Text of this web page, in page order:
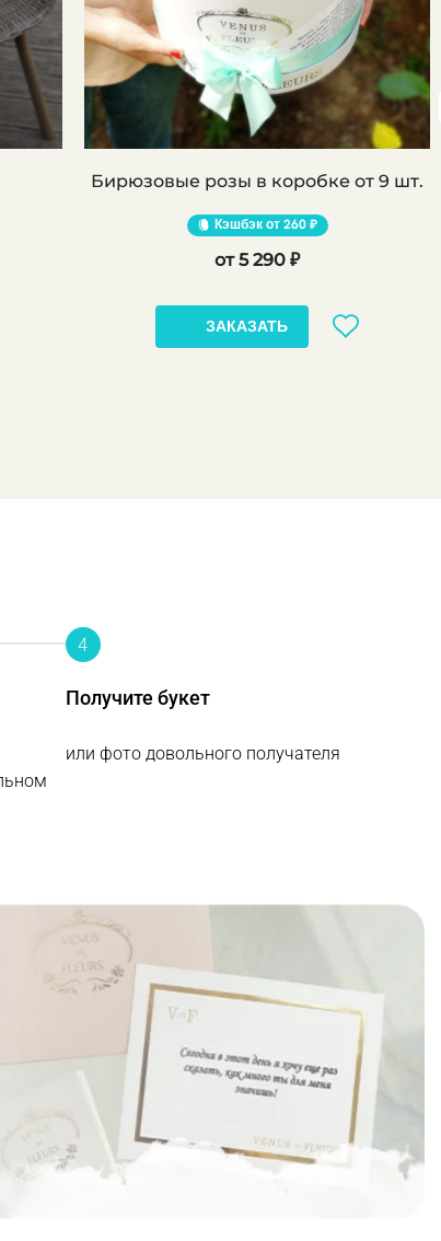
Бирюзовые розы в коробке от 9 шт.
Кэшбэк 260 ₽
5 290 ₽
ЗАКАЗАТЬ
4
Получите букет
или фото довольного получателя